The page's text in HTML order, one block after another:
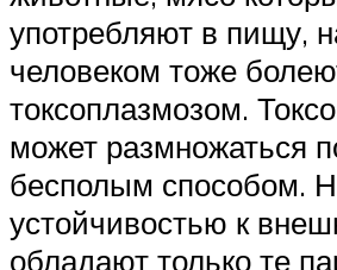
употребляют в пищу,
человеком тоже
токсоплазмозом.
может размножаться
бесполым способом.
устойчивостью к
обладают только те